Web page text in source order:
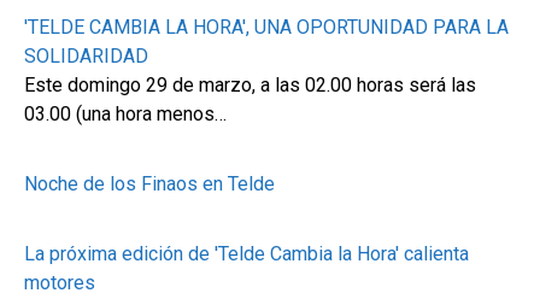
'TELDE CAMBIA LA HORA', UNA OPORTUNIDAD PARA LA
SOLIDARIDAD
Este domingo 29 de marzo, a las 02.00 horas será las
03.00 (una hora menos…
Noche de los Finaos en Telde
La próxima edición de 'Telde Cambia la Hora' calienta
motores